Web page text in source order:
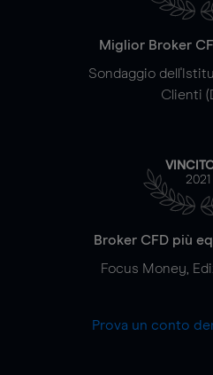
Miglior Broker
Sondaggio
Clienti
2021
Broker CFD più
Focus Money,
Prova un conto